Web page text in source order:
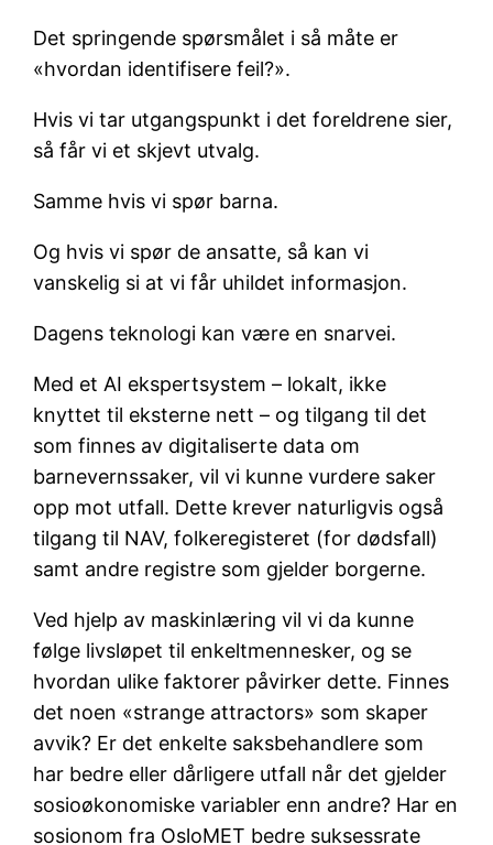
Det springende spørsmålet i så måte er
«hvordan identifisere feil?».
Hvis vi tar utgangspunkt i det foreldrene sier,
så får vi et skjevt utvalg.
Samme hvis vi spør barna.
Og hvis vi spør de ansatte, så kan vi
vanskelig si at vi får uhildet informasjon.
Dagens teknologi kan være en snarvei.
Med et AI ekspertsystem – lokalt, ikke
knyttet til eksterne nett – og tilgang til det
som finnes av digitaliserte data om
barnevernssaker, vil vi kunne vurdere saker
opp mot utfall. Dette krever naturligvis også
tilgang til NAV, folkeregisteret (for dødsfall)
samt andre registre som gjelder borgerne.
Ved hjelp av maskinlæring vil vi da kunne
følge livsløpet til enkeltmennesker, og se
hvordan ulike faktorer påvirker dette. Finnes
det noen «strange attractors» som skaper
avvik? Er det enkelte saksbehandlere som
har bedre eller dårligere utfall når det gjelder
sosioøkonomiske variabler enn andre? Har en
sosionom fra OsloMET bedre suksessrate